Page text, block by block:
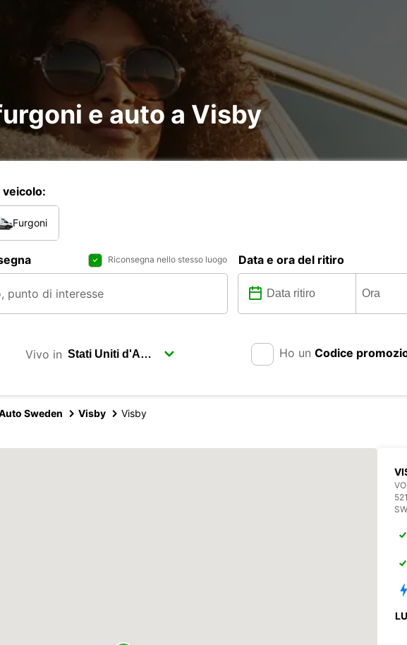
e auto a Visby
veicolo:
Furgoni
Riconsegna nello stesso luogo Data e ora del ritiro
Vivo in Ho un Codice
Sweden Visby Visby